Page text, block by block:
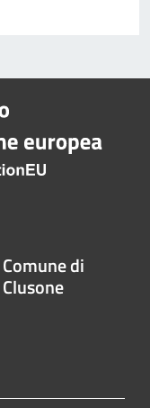
Comune di
Clusone